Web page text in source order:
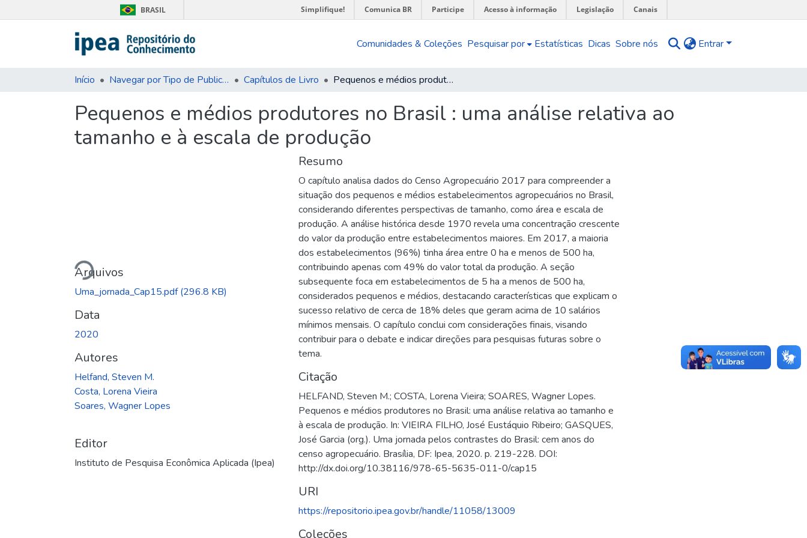
BRASIL Simplifique! Comunica BR Participe Acesso à informação Legislação Canais
Comunidades & Coleções Pesquisar por Estatísticas Dicas Sobre nós Entrar
Início Navegar por Tipo de Publicação Capítulos de Livro Pequenos e médios produtores no Brasil : uma análise relativa ao tamanho e à escala de produção
Pequenos e médios produtores no Brasil : uma análise relativa ao
tamanho e à escala de produção
Carregando...
Arquivos
Uma_jornada_Cap15.pdf(296.8 KB)
Data
2020
Autores
Helfand, Steven M.
Costa, Lorena Vieira
Soares, Wagner Lopes
Editor
Instituto de Pesquisa Econômica Aplicada (Ipea)
Resumo
O capítulo analisa dados do Censo Agropecuário 2017 para compreender a
situação dos pequenos e médios estabelecimentos agropecuários no Brasil,
considerando diferentes perspectivas de tamanho, como área e escala de
produção. A análise histórica desde 1970 revela uma concentração crescente
do valor da produção entre estabelecimentos maiores. Em 2017, a maioria
dos estabelecimentos (96%) tinha área entre 0 ha e menos de 500 ha,
contribuindo apenas com 49% do valor total da produção. A seção
subsequente foca em estabelecimentos de 5 ha a menos de 500 ha,
considerados pequenos e médios, destacando características que explicam o
sucesso relativo de cerca de 18% deles que geram acima de 10 salários
mínimos mensais. O capítulo conclui com considerações finais, visando
contribuir para o debate e indicar direções para pesquisas futuras sobre o
tema.
Citação
HELFAND, Steven M.; COSTA, Lorena Vieira; SOARES, Wagner Lopes.
Pequenos e médios produtores no Brasil: uma análise relativa ao tamanho e
à escala de produção. In: VIEIRA FILHO, José Eustáquio Ribeiro; GASQUES,
José Garcia (org.). Uma jornada pelos contrastes do Brasil: cem anos do
censo agropecuário. Brasília, DF: Ipea, 2020. p. 219-228. DOI:
http://dx.doi.org/10.38116/978-65-5635-011-0/cap15
URI
https://repositorio.ipea.gov.br/handle/11058/13009
Coleções